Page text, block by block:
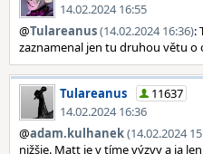
14.02.2024 16:55
@Tulareanus(14.02.2024 16:36):
zaznamenal jen tu druhou větu o
Tulareanus
11637
14.02.2024 16:36
@adam.kulhanek(14.02.2024
nižšie. Matt je v tíme výzvy a ja